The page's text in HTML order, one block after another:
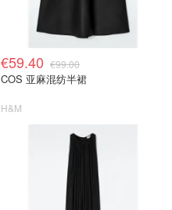
€59.40 €99.00
COS 亚麻混纺半裙
H&M